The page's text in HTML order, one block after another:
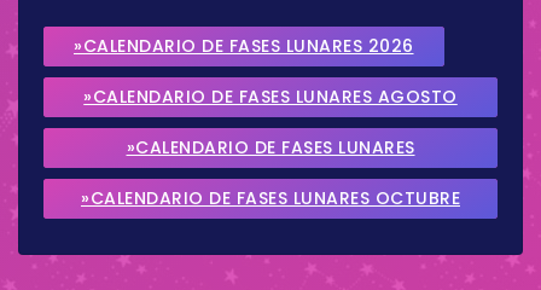
»CALENDARIO DE FASES LUNARES 2026
»CALENDARIO DE FASES LUNARES AGOSTO
2026
»CALENDARIO DE FASES LUNARES
SEPTIEMBRE 2026
»CALENDARIO DE FASES LUNARES OCTUBRE